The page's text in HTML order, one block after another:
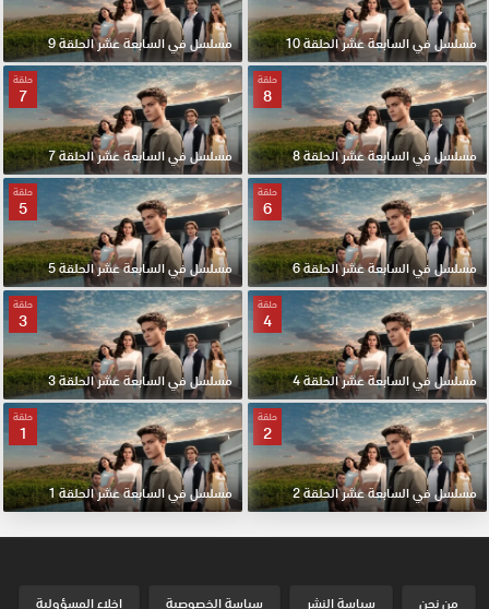
مسلسل في السابعة عشر الحلقة 10 مسلسل في السابعة عشر الحلقة 9
حلقة
8
مسلسل في السابعة عشر الحلقة 8
حلقة
7
مسلسل في السابعة عشر الحلقة 7
حلقة
6
مسلسل في السابعة عشر الحلقة 6
حلقة
5
مسلسل في السابعة عشر الحلقة 5
حلقة
4
مسلسل في السابعة عشر الحلقة 4
حلقة
3
مسلسل في السابعة عشر الحلقة 3
حلقة
2
مسلسل في السابعة عشر الحلقة 2
حلقة
1
مسلسل في السابعة عشر الحلقة 1
من نحن سياسة النشر سياسة الخصوصية إخلاء المسؤولية